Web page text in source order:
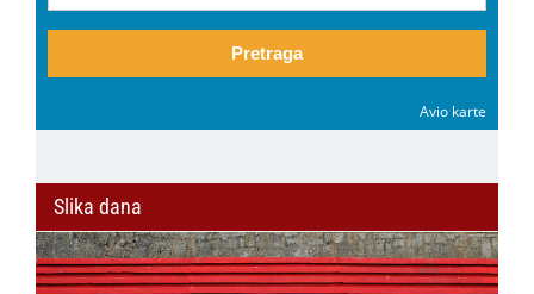
Pretraga
Avio karte
Slika dana